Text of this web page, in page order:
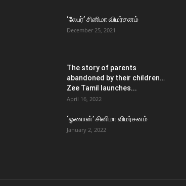
‘லேபர்’ சினிமா விமர்சனம்
December 25, 2021
The story of parents
abandoned by their children…
Zee Tamil launches...
April 16, 2022
‘ஓணான்’ சினிமா விமர்சனம்
January 2, 2022